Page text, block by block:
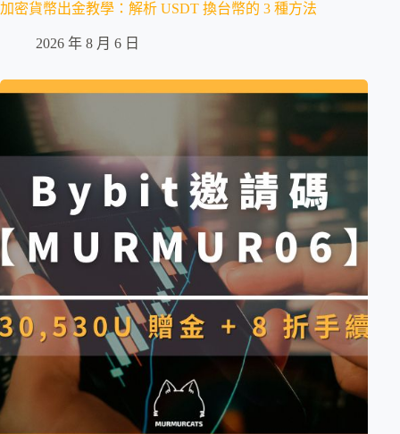
加密貨幣出金教學：解析 USDT 換台幣的 3 種方法
2026 年 8 月 6 日